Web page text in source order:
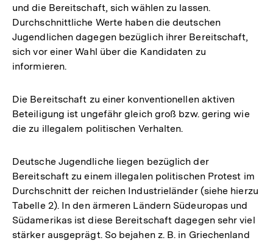
und die Bereitschaft, sich wählen zu lassen.
Durchschnittliche Werte haben die deutschen
Jugendlichen dagegen bezüglich ihrer Bereitschaft,
sich vor einer Wahl über die Kandidaten zu
informieren.
Die Bereitschaft zu einer konventionellen aktiven
Beteiligung ist ungefähr gleich groß bzw. gering wie
die zu illegalem politischen Verhalten.
Deutsche Jugendliche liegen bezüglich der
Bereitschaft zu einem illegalen politischen Protest im
Durchschnitt der reichen Industrieländer (siehe hierzu
Tabelle 2). In den ärmeren Ländern Südeuropas und
Südamerikas ist diese Bereitschaft dagegen sehr viel
stärker ausgeprägt. So bejahen z. B. in Griechenland